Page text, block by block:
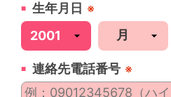
生年月日 ※
連絡先電話番号 ※